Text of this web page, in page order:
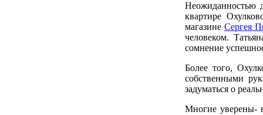
Неожиданностью
квартире
магазине Сергея
человеком.
сомнение
Более того,
собственными
задуматься о
Многие уверены-